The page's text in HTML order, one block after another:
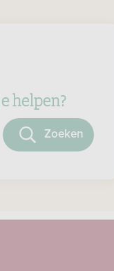
helpen?